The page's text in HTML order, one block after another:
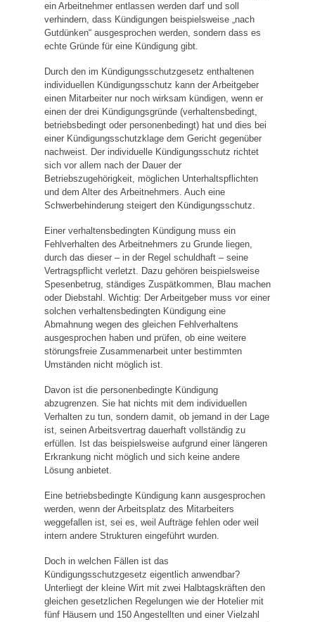
ein Arbeitnehmer entlassen werden darf und soll
verhindern, dass Kündigungen beispielsweise „nach
Gutdünken“ ausgesprochen werden, sondern dass es
echte Gründe für eine Kündigung gibt.
Durch den im Kündigungsschutzgesetz enthaltenen
individuellen Kündigungsschutz kann der Arbeitgeber
einen Mitarbeiter nur noch wirksam kündigen, wenn er
einen der drei Kündigungsgründe (verhaltensbedingt,
betriebsbedingt oder personenbedingt) hat und dies bei
einer Kündigungsschutzklage dem Gericht gegenüber
nachweist. Der individuelle Kündigungsschutz richtet
sich vor allem nach der Dauer der
Betriebszugehörigkeit, möglichen Unterhaltspflichten
und dem Alter des Arbeitnehmers. Auch eine
Schwerbehinderung steigert den Kündigungsschutz.
Einer verhaltensbedingten Kündigung muss ein
Fehlverhalten des Arbeitnehmers zu Grunde liegen,
durch das dieser – in der Regel schuldhaft – seine
Vertragspflicht verletzt. Dazu gehören beispielsweise
Spesenbetrug, ständiges Zuspätkommen, Blau machen
oder Diebstahl. Wichtig: Der Arbeitgeber muss vor einer
solchen verhaltensbedingten Kündigung eine
Abmahnung wegen des gleichen Fehlverhaltens
ausgesprochen haben und prüfen, ob eine weitere
störungsfreie Zusammenarbeit unter bestimmten
Umständen nicht möglich ist.
Davon ist die personenbedingte Kündigung
abzugrenzen. Sie hat nichts mit dem individuellen
Verhalten zu tun, sondern damit, ob jemand in der Lage
ist, seinen Arbeitsvertrag dauerhaft vollständig zu
erfüllen. Ist das beispielsweise aufgrund einer längeren
Erkrankung nicht möglich und sich keine andere
Lösung anbietet.
Eine betriebsbedingte Kündigung kann ausgesprochen
werden, wenn der Arbeitsplatz des Mitarbeiters
weggefallen ist, sei es, weil Aufträge fehlen oder weil
intern andere Strukturen eingeführt wurden.
Doch in welchen Fällen ist das
Kündigungsschutzgesetz eigentlich anwendbar?
Unterliegt der kleine Wirt mit zwei Halbtagskräften den
gleichen gesetzlichen Regelungen wie der Hotelier mit
fünf Häusern und 150 Angestellten und einer Vielzahl